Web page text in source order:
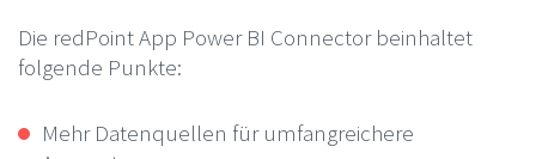
Die redPoint App Power BI Connector beinhaltet
folgende Punkte:
Mehr Datenquellen für umfangreichere